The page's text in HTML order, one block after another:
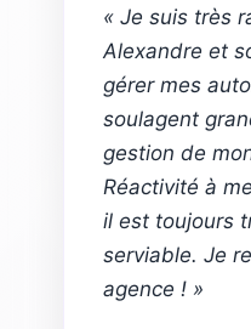
« Je suis très
Alexandre et
gérer mes
soulagent
gestion de
Réactivité à
il est toujours
serviable. Je
agence ! »